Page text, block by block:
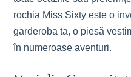
rochia Miss Sixty este o
garderoba ta, o piesă
în numeroase aventuri.